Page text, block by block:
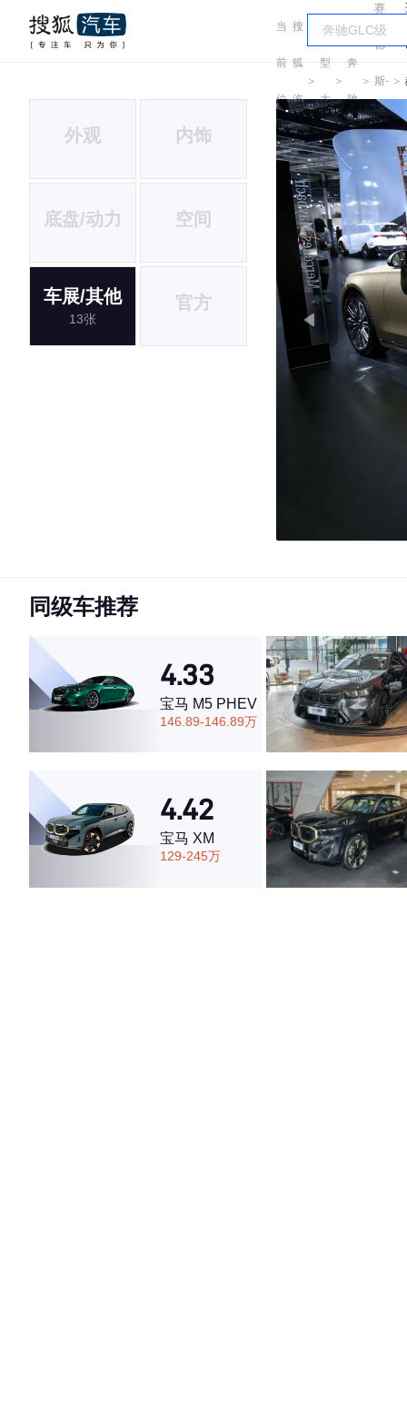
当
前
位
置:
搜
狐
汽
车
＞
车
型
大
全
＞
奔
驰
＞
赛
德
斯-
迈
赫
＞
外观 内饰
底盘/动力 空间
车展/其他
13张
官方
同级车推荐
4.33
宝马 M5 PHEV
146.89-146.89万
4.42
宝马 XM
129-245万